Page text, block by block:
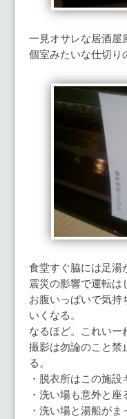
一見オサレな居酒屋
個室みたいな仕切り
食堂すぐ脇には足湯
震災の影響で運転は
お腹いっぱいで気持
いくなる。
なるほど。これいー
撮影は勿論のこと禁
る。
・脱衣所はこの施設
・洗い場も意外と
・洗い場と湯船が